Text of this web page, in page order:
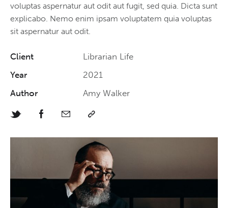
voluptas aspernatur aut odit aut fugit, sed quia. Dicta sunt
explicabo. Nemo enim ipsam voluptatem quia voluptas
sit aspernatur aut odit.
Client
Librarian Life
Year
2021
Author
Amy Walker